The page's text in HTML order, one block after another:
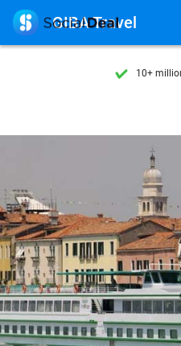
10+
10+
 GIBA Travel